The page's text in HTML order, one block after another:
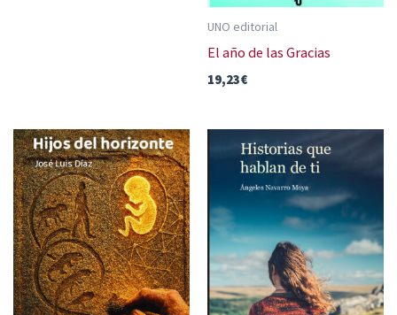
UNO editorial
El año de las Gracias
19,23€